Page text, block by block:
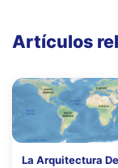
Artículos
La Arquitectura De